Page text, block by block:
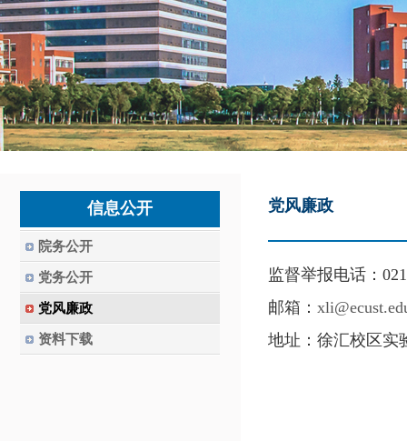
信息公开
院务公开
党务公开
党风廉政
资料下载
党风廉政
监督举报电话：
邮箱：
地址：徐汇校区实